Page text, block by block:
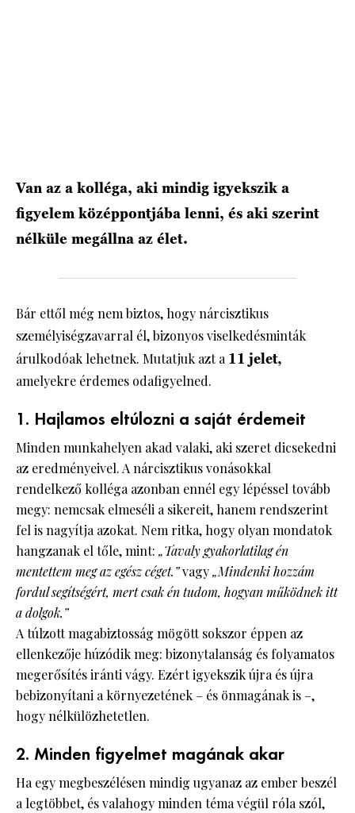
Van az a kolléga, aki mindig igyekszik a
figyelem középpontjába lenni, és aki szerint
nélküle megállna az élet.
Bár ettől még nem biztos, hogy nárcisztikus
személyiségzavarral él, bizonyos viselkedésminták
árulkodóak lehetnek. Mutatjuk azt a11 jelet,
amelyekre érdemes odafigyelned.
1. Hajlamos eltúlozni a saját érdemeit
Minden munkahelyen akad valaki, aki szeret dicsekedni
az eredményeivel. A nárcisztikus vonásokkal
rendelkező kolléga azonban ennél egy lépéssel tovább
megy: nemcsak elmeséli a sikereit, hanem rendszerint
fel is nagyítja azokat. Nem ritka, hogy olyan mondatok
hangzanak el tőle, mint: „Tavaly gyakorlatilag én
mentettem meg az egész céget.”vagy„Mindenki hozzám
fordul segítségért, mert csak én tudom, hogyan működnek itt
a dolgok.”
A túlzott magabiztosság mögött sokszor éppen az
ellenkezője húzódik meg: bizonytalanság és folyamatos
megerősítés iránti vágy. Ezért igyekszik újra és újra
bebizonyítani a környezetének – és önmagának is –,
hogy nélkülözhetetlen.
2. Minden figyelmet magának akar
Ha egy megbeszélésen mindig ugyanaz az ember beszél
a legtöbbet, és valahogy minden téma végül róla szól,